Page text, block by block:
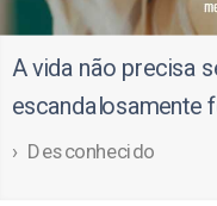
A vida não precisa
escandalosamente
Desconhecido